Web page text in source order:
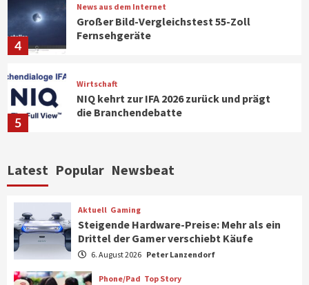
4
News aus dem Internet
Großer Bild-Vergleichstest 55-Zoll
Fernsehgeräte
5
Wirtschaft
NIQ kehrt zur IFA 2026 zurück und prägt
die Branchendebatte
6
CHERRY baut Vertriebsteam in
7
Smart Living Top Story
Verbraucher setzen immer mehr auf
Latest Popular Newsbeat
Aktuell Gaming
Steigende Hardware-Preise: Mehr als ein
Drittel der Gamer verschiebt Käufe
6. August 2026 Peter Lanzendorf
Phone/Pad Top Story